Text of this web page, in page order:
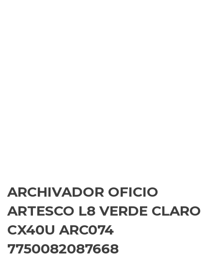
ARCHIVADOR OFICIO
ARTESCO L8 VERDE CLARO
CX40U ARC074
7750082087668